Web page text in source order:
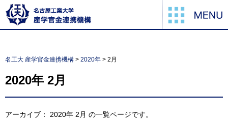
名工大 産学官金連携機構 > 2020年 > 2月
2020年 2月
アーカイブ： 2020年 2月 の一覧ページです。